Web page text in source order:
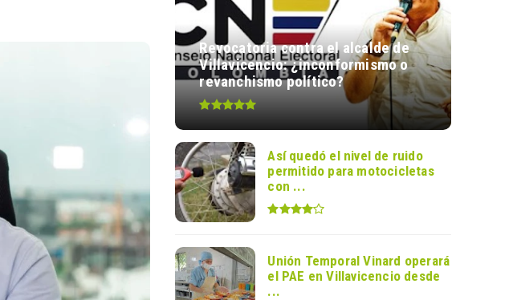
Revocatoria contra el alcalde de
Villavicencio: ¿inconformismo o
revanchismo político?
Así quedó el nivel de ruido
permitido para motocicletas
con ...
Unión Temporal Vinard operará
el PAE en Villavicencio desde
...